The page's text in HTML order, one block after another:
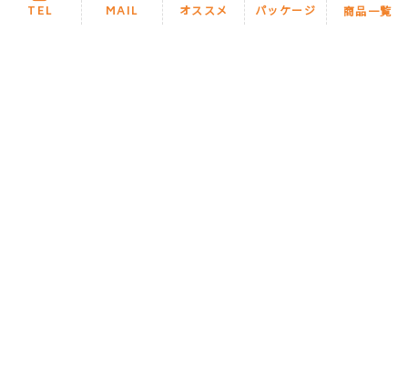
クノテックのかさ上げ防水パン」ご提案しご採用
TEL MAIL オススメ パッケージ 商品一覧